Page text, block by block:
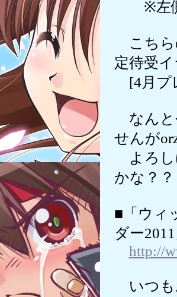
※左側1
こちら
定待受
[4月プ
なんと
せんが
よろ
かな？？
■「ウィ
ダー
http://
いつも